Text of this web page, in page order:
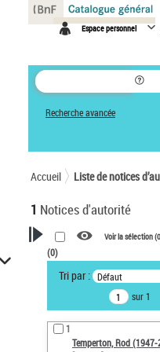
Espace personnel
Recherche avancée
Accueil Liste de notices
1 Notices d'autorité
VOTRE RECHERCHE
Recherche avancée
notices d’autorité
Œuvres liées à l'auteur :
Temperton, Rod (1947-
Voir la sélection (0
(0)
Tri par : Défaut
sur 1
1
Temperton, Rod
Panneau de gestion des cookies